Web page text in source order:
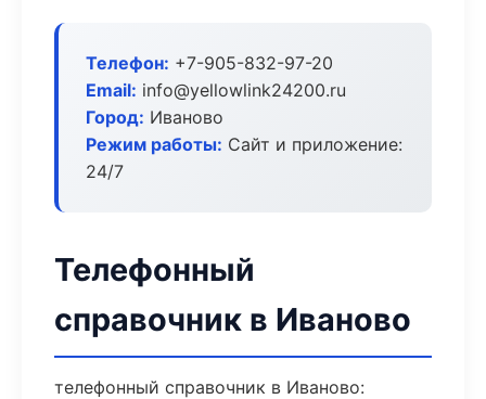
Телефон: +7-905-832-97-20
Email: info@yellowlink24200.ru
Город: Иваново
Режим работы: Сайт и приложение:
24/7
Телефонный
справочник в Иваново
телефонный справочник в Иваново: